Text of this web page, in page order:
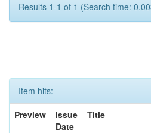
Results 1-1 of 1 (Search time:
Item hits:
Preview
Issue
Date
Title